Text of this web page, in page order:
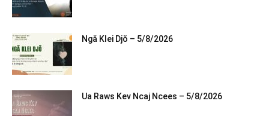
Ngă Klei Djŏ – 5/8/2026
Ua Raws Kev Ncaj Ncees – 5/8/2026